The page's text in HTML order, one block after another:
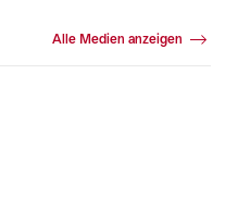
Alle Medien anzeigen